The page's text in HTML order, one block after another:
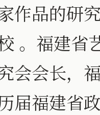
作品的研
。福建省
会会长，
届福建省